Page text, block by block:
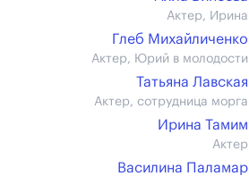
Актер, Ирина
Глеб Михайличенко
Актер, Юрий в молодости
Татьяна Лавская
Актер, сотрудница морга
Ирина Тамим
Актер
Василина Паламар